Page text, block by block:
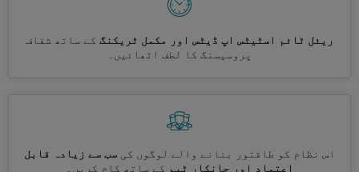
ریئل ٹائم اسٹیٹس اپ ڈیٹس اور مکمل ٹریکنگ کے ساتھ شفاف
پروسیسنگ کا لطف اٹھائیں۔
اس نظام کو طاقتور بنانے والے لوگوں کی سب سے زیادہ قابل
اعتماد اور جانکار ٹیم کے ساتھ کام کریں۔